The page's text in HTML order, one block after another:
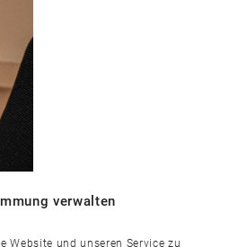
verwalten
Website und unseren Service zu